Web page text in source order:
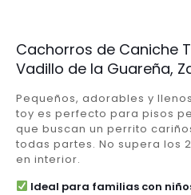
Cachorros de Caniche
Vadillo de la Guareña,
Pequeños, adorables y
toy es perfecto para pisos
que buscan un perrito
todas partes. No supera los
en interior.
Ideal para familias con